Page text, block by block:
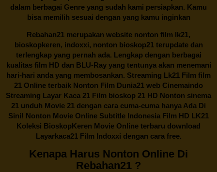
dalam berbagai Genre yang sudah kami persiapkan. Kamu
bisa memilih sesuai dengan yang kamu inginkan
Rebahan21 merupakan website nonton film lk21,
bioskopkeren, indoxxi, nonton bioskop21 terupdate dan
terlengkap yang pernah ada. Lengkap dengan berbagai
kualitas film HD dan BLU-Ray yang tentunya akan menemani
hari-hari anda yang membosankan. Streaming Lk21 Film film
21 Online terbaik Nonton Film Dunia21 web Cinemaindo
Streaming Layar Kaca 21 Film bioskop 21 HD Nonton sinema
21 unduh Movie 21 dengan cara cuma-cuma hanya Ada Di
Sini! Nonton Movie Online Subtitle Indonesia Film HD LK21
Koleksi BioskopKeren Movie Online terbaru download
Layarkaca21 Film Indoxxi dengan cara free.
Kenapa Harus Nonton Online Di
Rebahan21 ?